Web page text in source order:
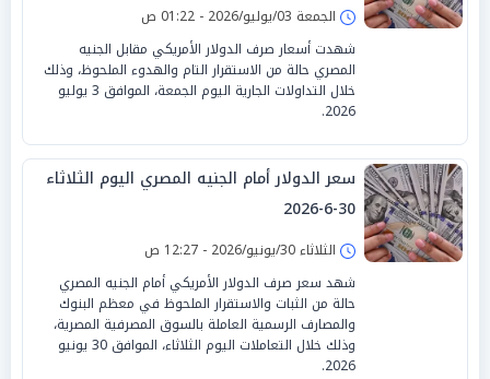
الجمعة 03/يوليو/2026 - 01:22 ص
شهدت أسعار صرف الدولار الأمريكي مقابل الجنيه
المصري حالة من الاستقرار التام والهدوء الملحوظ، وذلك
خلال التداولات الجارية اليوم الجمعة، الموافق 3 يوليو
2026.
سعر الدولار أمام الجنيه المصري اليوم الثلاثاء
30-6-2026
الثلاثاء 30/يونيو/2026 - 12:27 ص
شهد سعر صرف الدولار الأمريكي أمام الجنيه المصري
حالة من الثبات والاستقرار الملحوظ في معظم البنوك
والمصارف الرسمية العاملة بالسوق المصرفية المصرية،
وذلك خلال التعاملات اليوم الثلاثاء، الموافق 30 يونيو
2026.